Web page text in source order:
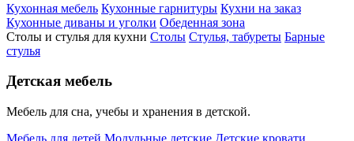
Кухонная мебель Кухонные гарнитуры Кухни на заказ
Кухонные диваны и уголки Обеденная зона
Столы и стулья для кухни Столы Стулья, табуреты Барные
стулья
Детская мебель
Мебель для сна, учебы и хранения в детской.
Мебель для детей Модульные детские Детские кровати